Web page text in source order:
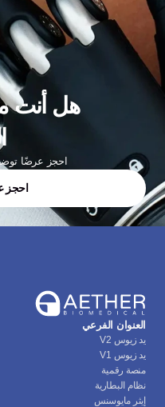
احجز عرضًا
احجز
العنوان الفرعي
يد زيوس V2
يد زيوس V1
منصة رقمية
نظام البطارية
إيثر مايوسنس